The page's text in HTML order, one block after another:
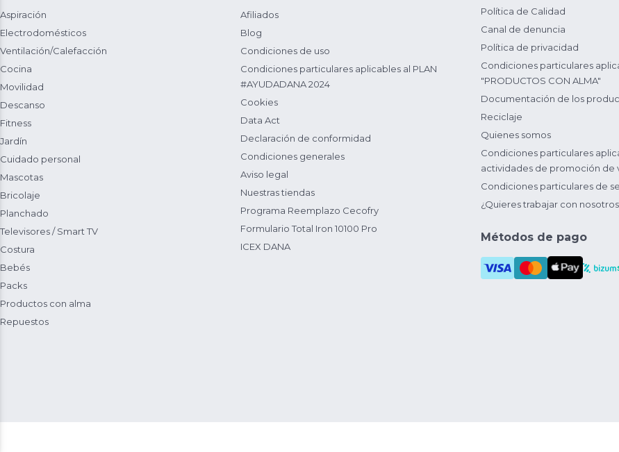
Aspiración
Electrodomésticos
Ventilación/Calefacción
Cocina
Movilidad
Descanso
Fitness
Jardín
Cuidado personal
Mascotas
Bricolaje
Planchado
Televisores / Smart TV
Costura
Bebés
Packs
Productos con alma
Repuestos
Afiliados
Blog
Condiciones de uso
Condiciones particulares aplicables al PLAN
#AYUDADANA 2024
Cookies
Data Act
Declaración de conformidad
Condiciones generales
Aviso legal
Nuestras tiendas
Programa Reemplazo Cecofry
Formulario Total Iron 10100 Pro
ICEX DANA
Política de Calidad
Canal de denuncia
Política de privacidad
Condiciones particulares
"PRODUCTOS CON ALMA"
Documentación de los
Reciclaje
Quienes somos
Condiciones particulares
actividades de promoción de
Condiciones particulares de
¿Quieres trabajar con
Métodos de pago